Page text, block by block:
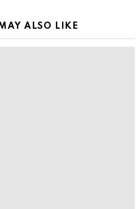
ALSO LIKE